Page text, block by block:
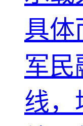
具体
军民
线，